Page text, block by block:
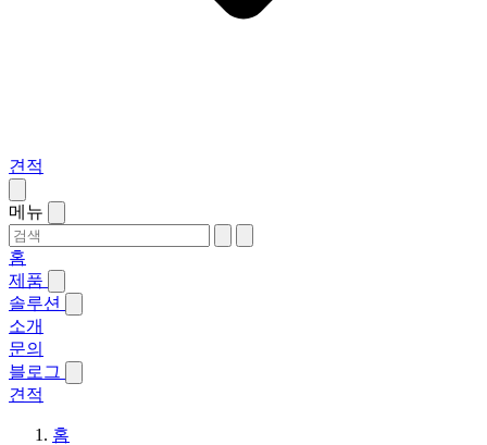
견적
메뉴
홈
제품
솔루션
소개
문의
블로그
견적
홈